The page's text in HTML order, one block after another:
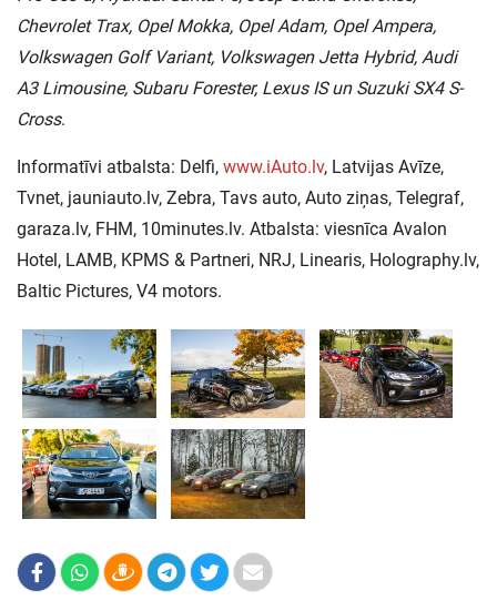
Chevrolet Trax, Opel Mokka, Opel Adam, Opel Ampera,
Volkswagen Golf Variant, Volkswagen Jetta Hybrid, Audi
A3 Limousine, Subaru Forester, Lexus IS un Suzuki SX4 S-
Cross.
Informatīvi atbalsta: Delfi, www.iAuto.lv, Latvijas Avīze,
Tvnet, jauniauto.lv, Zebra, Tavs auto, Auto ziņas, Telegraf,
garaza.lv, FHM, 10minutes.lv. Atbalsta: viesnīca Avalon
Hotel, LAMB, KPMS & Partneri, NRJ, Linearis, Holography.lv,
Baltic Pictures, V4 motors.